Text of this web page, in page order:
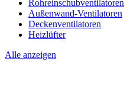
Rohreinschubventilatoren
Außenwand-Ventilatoren
Deckenventilatoren
Heizlüfter
Alle anzeigen